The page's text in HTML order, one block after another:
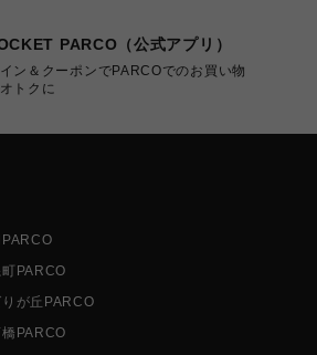
PARCO（公式アプリ）
ン＆クーポンでPARCOでのお買い物
トクに
PARCO
が丘PARCO
PARCO